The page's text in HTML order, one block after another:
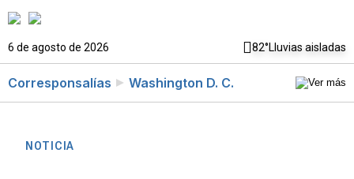
6 de agosto de 2026 82°Lluvias aisladas
Corresponsalías Washington D. C.
NOTICIA